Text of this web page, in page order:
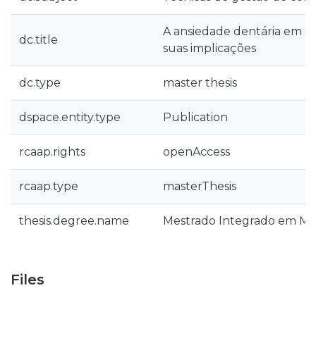
dc.title
A ansiedade dentária em
suas implicações
dc.type master thesis
dspace.entity.type Publication
rcaap.rights openAccess
rcaap.type masterThesis
thesis.degree.name Mestrado Integrado em
Files